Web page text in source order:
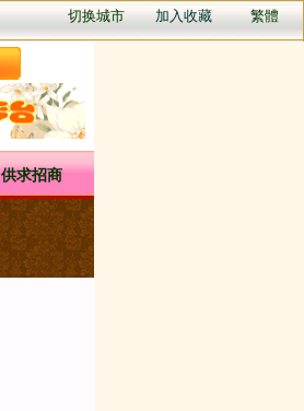
切换城市 加入收藏 繁體
供求招商